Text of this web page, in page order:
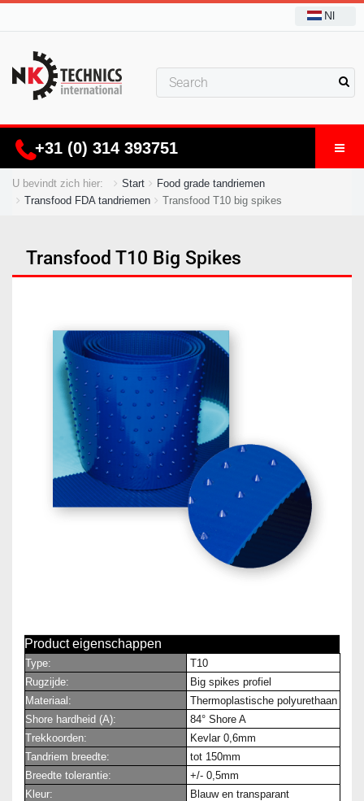
Nl
+31 (0) 314 393751
U bevindt zich hier: Start
Food grade tandriemen
Transfood FDA tandriemen
Transfood T10 big spikes
Transfood T10 Big Spikes
Product eigenschappen
Type:
T10
Rugzijde:
Big spikes profiel
Materiaal:
Thermoplastische polyurethaan
Shore hardheid (A):
84° Shore A
Trekkoorden:
Kevlar 0,6mm
Tandriem breedte:
tot 150mm
Breedte tolerantie:
+/- 0,5mm
Kleur:
Blauw en transparant